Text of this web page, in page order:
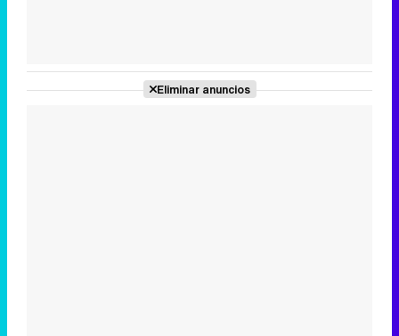
Eliminar anuncios